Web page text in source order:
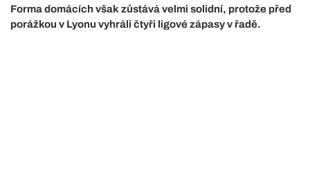
Forma domácích však zůstává velmi solidní, protože před
porážkou v Lyonu vyhráli čtyři ligové zápasy v řadě.